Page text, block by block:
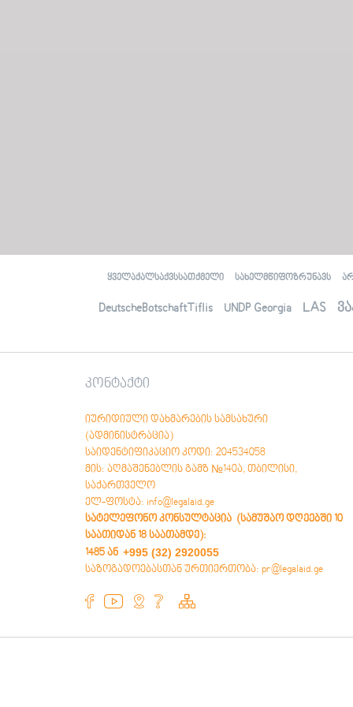
хæлцы райст
Бындардзинад
Гоймаджы æххуысы райсæг
хисæрмагонд зонæнтæ
Æнæзмæлгæ мулкы æлхæды æмæ
æндæрæн раттыны æгъдау
æмæ тыхмигæнæг – тыхмийæ
бахъахъхъæныны барадон
механизмтæ
ყველაქალსაქვსსათქმელი სახელმწიფოზრუნავს
DeutscheBotschaftTiflis UNDP Georgia LAS
კონტაქტი
იურიდიული დახმარების სამსახური
(ადმინისტრაცია)
საიდენტიფიკაციო კოდი: 204534058
მის: აღმაშენებლის გამზ №140ა, თბილისი,
საქართველო
ელ-ფოსტა: info@legalaid.ge
სატელეფონო კონსულტაცია (სამუშაო დღეებში 10
საათიდან 18 საათამდე):
1485 ან +995 (32) 2920055
საზოგადოებასთან ურთიერთობა: pr@legalaid.ge